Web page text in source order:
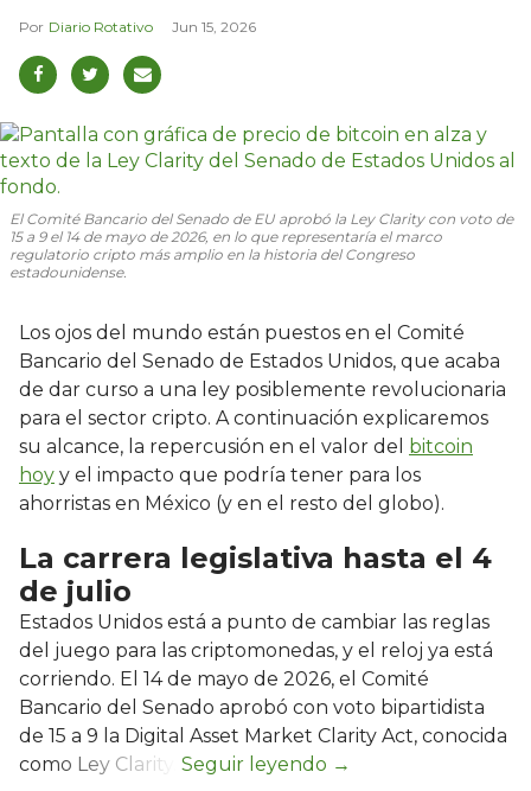
Diario Rotativo Jun 15, 2026
El Comité Bancario del Senado de EU aprobó la Ley Clarity con voto de
15 a 9 el 14 de mayo de 2026, en lo que representaría el marco
regulatorio cripto más amplio en la historia del Congreso
estadounidense.
Los ojos del mundo están puestos en el Comité
Bancario del Senado de Estados Unidos, que acaba
de dar curso a una ley posiblemente revolucionaria
para el sector cripto. A continuación explicaremos
su alcance, la repercusión en el valor del bitcoin
hoy y el impacto que podría tener para los
ahorristas en México (y en el resto del globo).
La carrera legislativa hasta el 4
de julio
Estados Unidos está a punto de cambiar las reglas
del juego para las criptomonedas, y el reloj ya está
corriendo. El 14 de mayo de 2026, el Comité
Bancario del Senado aprobó con voto bipartidista
de 15 a 9 la Digital Asset Market Clarity Act, conocida
como Ley Clarity.